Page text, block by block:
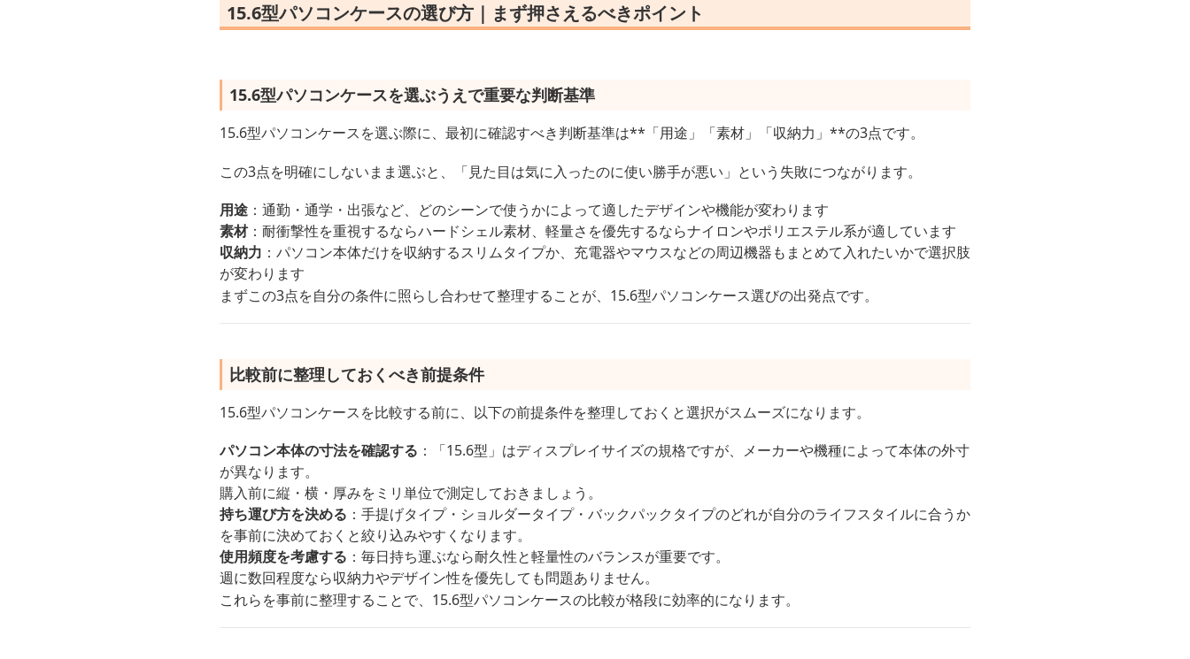
15.6型パソコンケースの選び方｜まず押さえるべきポイント
15.6型パソコンケースを選ぶうえで重要な判断基準
15.6型パソコンケースを選ぶ際に、最初に確認すべき判断基準は**「用途」「素材」「収納力」**の3点です。
この3点を明確にしないまま選ぶと、「見た目は気に入ったのに使い勝手が悪い」という失敗につながります。
用途 ：通勤・通学・出張など、どのシーンで使うかによって適したデザインや機能が変わります
素材：耐衝撃性を重視するならハードシェル素材、軽量さを優先するならナイロンやポリエステル系が適しています
収納力 ：パソコン本体だけを収納するスリムタイプか、充電器やマウスなどの周辺機器もまとめて入れたいかで選択肢
が変わります
まずこの3点を自分の条件に照らし合わせて整理することが、15.6型パソコンケース選びの出発点です。
比較前に整理しておくべき前提条件
15.6型パソコンケースを比較する前に、以下の前提条件を整理しておくと選択がスムーズになります。
パソコン本体の寸法を確認する ：「15.6型」はディスプレイサイズの規格ですが、メーカーや機種によって本体の外寸
が異なります。
購入前に縦・横・厚みをミリ単位で測定しておきましょう。
持ち運び方を決める ：手提げタイプ・ショルダータイプ・バックパックタイプのどれが自分のライフスタイルに合うか
を事前に決めておくと絞り込みやすくなります。
使用頻度を考慮する ：毎日持ち運ぶなら耐久性と軽量性のバランスが重要です。
週に数回程度なら収納力やデザイン性を優先しても問題ありません。
これらを事前に整理することで、15.6型パソコンケースの比較が格段に効率的になります。